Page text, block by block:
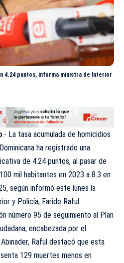
4.24 puntos, informa ministra de Interior
.- La tasa acumulada de homicidios
ha registrado una
de 4.24 puntos, al pasar de
mil habitantes en 2023 a 8.3 en
según informó este lunes la
y Policía, Faride Raful.
número 95 de seguimiento al Plan
encabezada por el
Raful destacó que esta
129 muertes menos en